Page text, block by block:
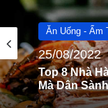
Ăn Uống - Ẩm
25/08/2022
Ăn Uống - Ẩm
15/10/2022
Top 7 Món